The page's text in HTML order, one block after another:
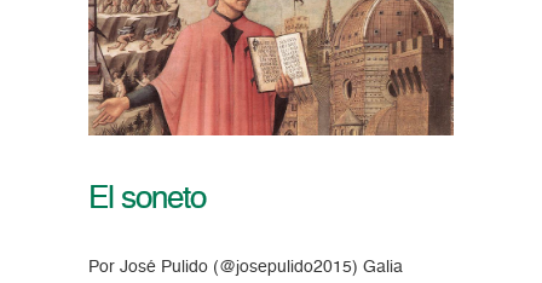
El soneto
Por José Pulido (@josepulido2015) Galia